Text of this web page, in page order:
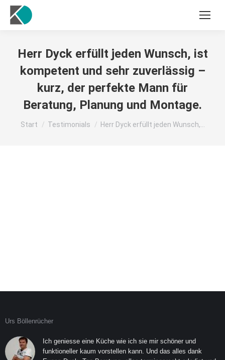
Herr Dyck erfüllt jeden Wunsch, ist
kompetent und sehr zuverlässig –
kurz, der perfekte Mann für
Beratung, Planung und Montage.
Sie befinden sich hier:
Start Testimonials Herr Dyck erfüllt jeden Wunsch,…
Urs Böllenrücher
Ich geniesse eine Küche wie ich sie mir schöner und
funktioneller kaum vorstellen kann. Und das alles dank